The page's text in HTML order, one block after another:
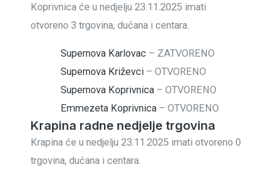
Koprivnica će u nedjelju 23.11.2025 imati
otvoreno 3 trgovina, dućana i centara.
Supernova Karlovac – ZATVORENO
Supernova Križevci –OTVORENO
Supernova Koprivnica –OTVORENO
Emmezeta Koprivnica –OTVORENO
Krapina radne nedjelje trgovina
Krapina će u nedjelju 23.11.2025 imati otvoreno 0
trgovina, dućana i centara.